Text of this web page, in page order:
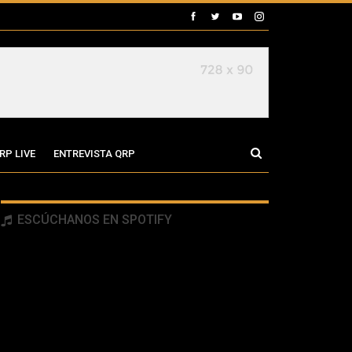
LIVE ENTREVISTA QRP
ESCÚCHANOS EN SPOTIFY